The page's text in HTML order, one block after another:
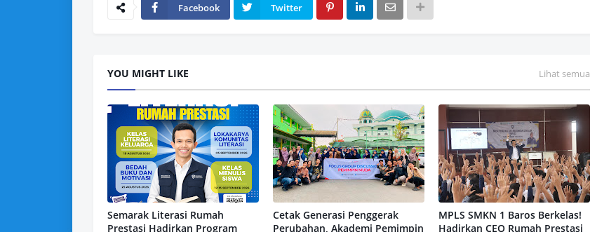
Facebook Twitter
YOU MIGHT LIKE Lihat semua
Semarak Literasi Rumah
Prestasi Hadirkan Program
Cetak Generasi Penggerak
Perubahan, Akademi Pemimpin
MPLS SMKN 1 Baros Berkelas!
Hadirkan CEO Rumah Prestasi